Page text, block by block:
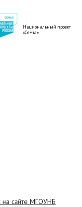
Национальный проект
«Семья»
на сайте МГОУНБ